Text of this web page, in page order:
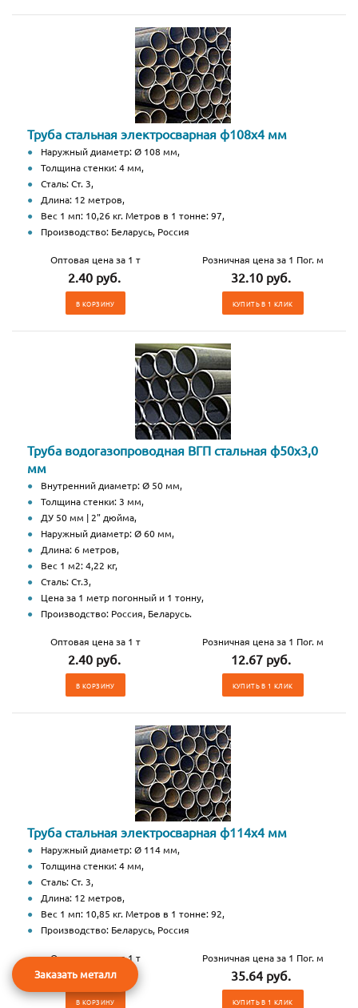
Труба стальная электросварная ф108x4 мм
Наружный диаметр: Ø 108 мм,
Толщина стенки: 4 мм,
Сталь: Ст. 3,
Длина: 12 метров,
Вес 1 мп: 10,26 кг. Метров в 1 тонне: 97,
Производство: Беларусь, Россия
Оптовая цена за 1 т
2.40 руб.
В КОРЗИНУ
Розничная цена за 1 Пог. м
32.10 руб.
КУПИТЬ В 1 КЛИК
Труба водогазопроводная ВГП стальная ф50х3,0
мм
Внутренний диаметр: Ø 50 мм,
Толщина стенки: 3 мм,
ДУ 50 мм | 2" дюйма,
Наружный диаметр: Ø 60 мм,
Длина: 6 метров,
Вес 1 м2: 4,22 кг,
Сталь: Ст.3,
Цена за 1 метр погонный и 1 тонну,
Производство: Россия, Беларусь.
Оптовая цена за 1 т
2.40 руб.
В КОРЗИНУ
Розничная цена за 1 Пог. м
12.67 руб.
КУПИТЬ В 1 КЛИК
Труба стальная электросварная ф114x4 мм
Наружный диаметр: Ø 114 мм,
Толщина стенки: 4 мм,
Сталь: Ст. 3,
Длина: 12 метров,
Вес 1 мп: 10,85 кг. Метров в 1 тонне: 92,
Производство: Беларусь, Россия
Оптовая цена за 1 т
2.40 руб.
В КОРЗИНУ
Розничная цена за 1 Пог. м
35.64 руб.
КУПИТЬ В 1 КЛИК
Заказать металл